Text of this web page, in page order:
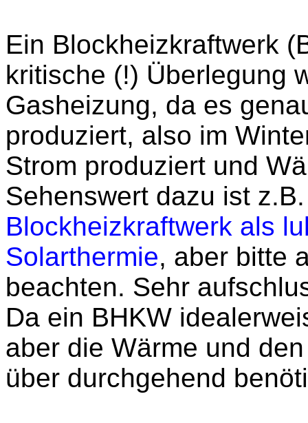
Ein Blockheizkraftwerk
kritische (!) Überlegung
Gasheizung, da es
produziert, also im
Strom produziert und
Sehenswert dazu ist
Blockheizkraftwerk als
Solarthermie, aber bitte
beachten. Sehr
Da ein BHKW
aber die Wärme und
über durchgehend